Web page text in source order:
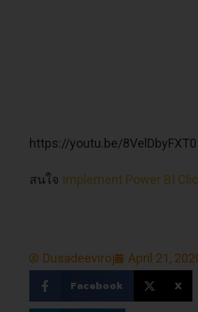
https://youtu.be/8VelDbyFXT0
สนใจ Implement Power BI
Dusadeeviroj April 21,
Facebook X